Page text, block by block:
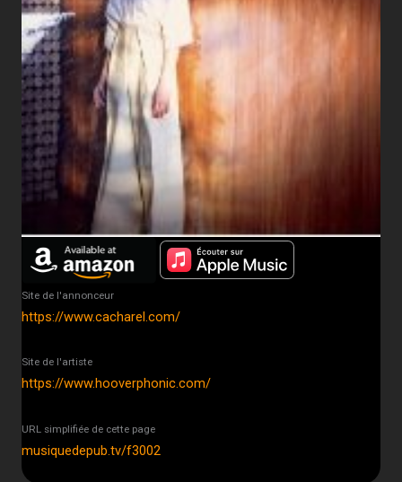
Site de l'annonceur
https://www.cacharel.com/
Site de l'artiste
https://www.hooverphonic.com/
URL simplifiée de cette page
musiquedepub.tv/f3002